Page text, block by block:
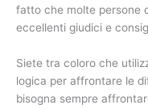
fatto che molte persone
eccellenti giudici e
Siete tra coloro che
logica per affrontare le
bisogna sempre